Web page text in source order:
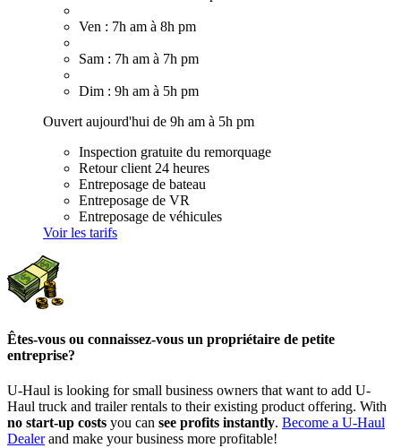
Ven : 7h am à 8h pm
Sam : 7h am à 7h pm
Dim : 9h am à 5h pm
Ouvert aujourd'hui de 9h am à 5h pm
Inspection gratuite du remorquage
Retour client 24 heures
Entreposage de bateau
Entreposage de VR
Entreposage de véhicules
Voir les tarifs
Êtes-vous ou connaissez-vous un propriétaire de petite
entreprise?
U-Haul is looking for small business owners that want to add U-
Haul truck and trailer rentals to their existing product offering. With
no start-up costs you can see profits instantly. Become a U-Haul
Dealerand make your business more profitable!